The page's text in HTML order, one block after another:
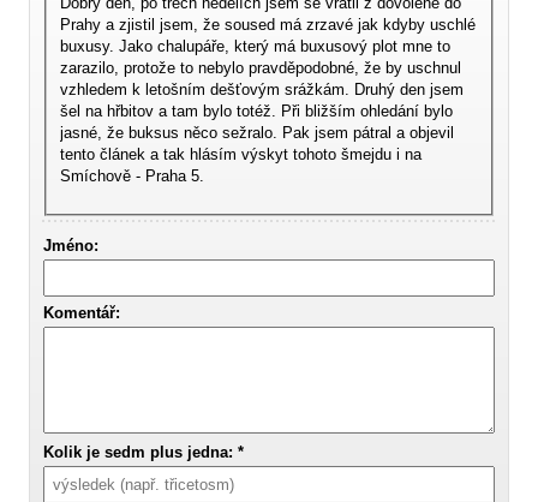
Prahy a zjistil jsem, že soused má zrzavé jak kdyby uschlé
buxusy. Jako chalupáře, který má buxusový plot mne to
zarazilo, protože to nebylo pravděpodobné, že by uschnul
vzhledem k letošním dešťovým srážkám. Druhý den jsem
šel na hřbitov a tam bylo totéž. Při bližším ohledání bylo
jasné, že buksus něco sežralo. Pak jsem pátral a objevil
tento článek a tak hlásím výskyt tohoto šmejdu i na
Smíchově - Praha 5.
Jméno:
Komentář:
Kolik je sedm plus jedna: *